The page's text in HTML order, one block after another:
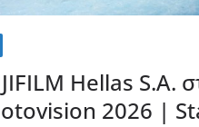
Hellas S.A.
2026 |